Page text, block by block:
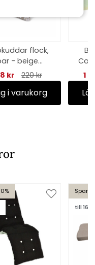
flock,
- beige
kr 220 kr
i varukorg
1
Spara
till 16/8